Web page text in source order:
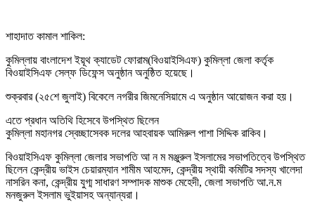
শাহাদাত কামাল শাকিল:
কুমিল্লায় বাংলাদেশ ইয়ূথ ক্যাডেট ফোরাম(বিওয়াইসিএফ) কুমিল্লা জেলা কর্তৃক
বিওয়াইসিএফ সেল্ফ ডিফেন্স অনুষ্ঠান অনুষ্ঠিত হয়েছে।
শুক্রবার (২৫শে জুলাই) বিকেলে নগরীর জিমনেসিয়ামে এ অনুষ্ঠান আয়োজন করা হয়।
এতে প্রধান অতিথি হিসেবে উপস্থিত ছিলেন
কুমিল্লা মহানগর স্বেচ্ছাসেবক দলের আহবায়ক আমিরুল পাশা সিদ্দিক রাকিব।
বিওয়াইসিএফ কুমিল্লা জেলার সভাপতি আ ন ম মঞ্জুরুল ইসলামের সভাপতিত্বে উপস্থিত
ছিলেন কেন্দ্রীয় ভাইস চেয়ারম্যান শামীম আহমেদ, কেন্দ্রীয় স্থায়ী কমিটির সদস্য খালেদা
নাসরিন কনা, কেন্দ্রীয় যুগ্ম সাধারণ সম্পাদক মাশুক মেহেদী, জেলা সভাপতি আ.ন.ম
মনজুরুল ইসলাম ভুইয়াসহ অন্যান্যরা।